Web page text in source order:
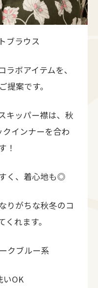
ブラウス
ボアイテムを、
案です。
キッパー襟は、秋
インナーを合わ
！
く、着心地も◎
りがちな秋冬のコ
れます。
クブルー系
OK